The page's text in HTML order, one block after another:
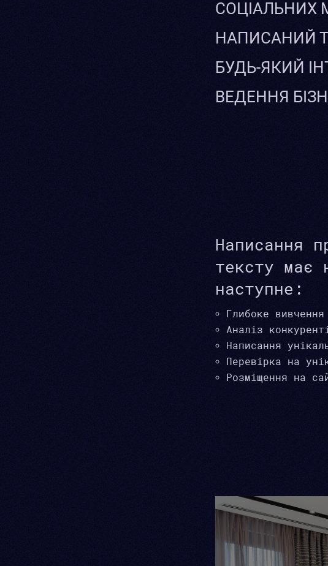
СОЦІАЛЬНИХ
НАПИСАНИЙ
БУДЬ-ЯКИЙ
ВЕДЕННЯ
Написання
тексту має
наступне:
Глибоке
Аналіз
Написання
Перевірка на
Розміщення на